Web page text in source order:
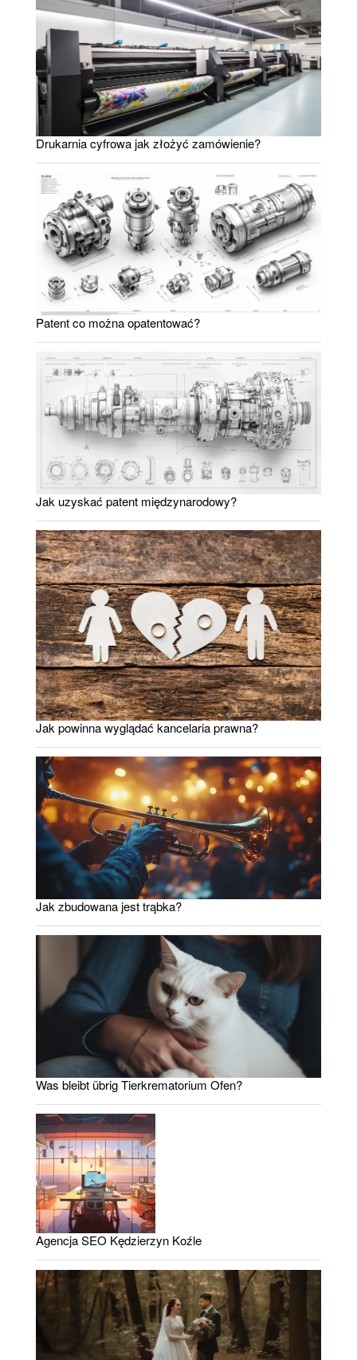
Drukarnia cyfrowa jak złożyć zamówienie?
Patent co można opatentować?
Jak uzyskać patent międzynarodowy?
Jak powinna wyglądać kancelaria prawna?
Jak zbudowana jest trąbka?
Was bleibt übrig Tierkrematorium Ofen?
Agencja SEO Kędzierzyn Koźle